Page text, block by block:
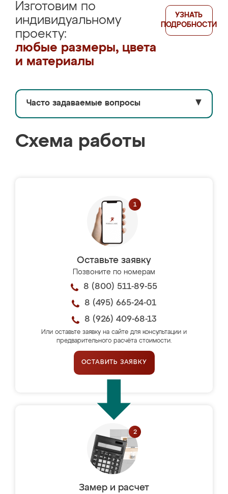
Изготовим по
индивидуальному
проекту:
любые размеры, цвета
и материалы
УЗНАТЬ
ПОДРОБНОСТИ
Часто задаваемые вопросы ▼
Схема работы
Оставьте заявку
Позвоните по номерам
8 (800) 511-89-55
8 (495) 665-24-01
8 (926) 409-68-13
Или оставьте заявку на сайте для консультации и
предварительного расчёта стоимости.
ОСТАВИТЬ ЗАЯВКУ
Замер и расчет